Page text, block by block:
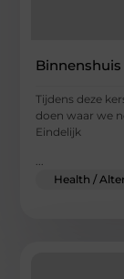
Tijdens deze
doen waar we
Eindelijk
...
Health /